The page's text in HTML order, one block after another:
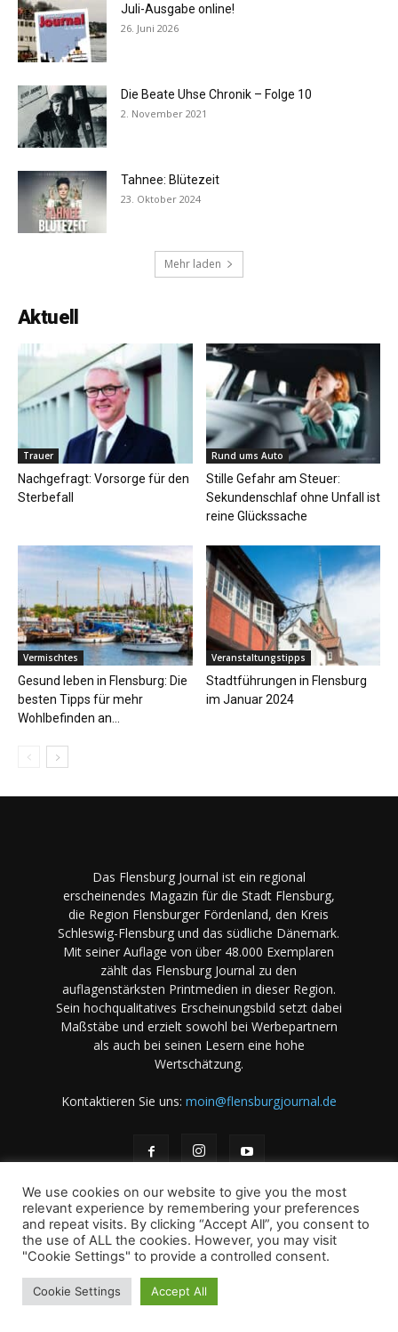
Juli-Ausgabe online!
26. Juni 2026
Die Beate Uhse Chronik – Folge 10
2. November 2021
Tahnee: Blütezeit
23. Oktober 2024
Mehr laden
Aktuell
Trauer
Nachgefragt: Vorsorge für den
Sterbefall
Rund ums Auto
Stille Gefahr am Steuer:
Sekundenschlaf ohne Unfall ist
reine Glückssache
Vermischtes
Gesund leben in Flensburg: Die
besten Tipps für mehr
Wohlbefinden an...
Veranstaltungstipps
Stadtführungen in Flensburg
im Januar 2024
Das Flensburg Journal ist ein regional
erscheinendes Magazin für die Stadt Flensburg,
die Region Flensburger Fördenland, den Kreis
Schleswig-Flensburg und das südliche Dänemark.
Mit seiner Auflage von über 48.000 Exemplaren
zählt das Flensburg Journal zu den
auflagenstärksten Printmedien in dieser Region.
Sein hochqualitatives Erscheinungsbild setzt dabei
Maßstäbe und erzielt sowohl bei Werbepartnern
als auch bei seinen Lesern eine hohe
Wertschätzung.
Kontaktieren Sie uns: moin@flensburgjournal.de
Über uns Stellenangebote Impressum
Datenschutz
Magazin-Archiv
Das Magazin Mediadaten
© 2001-2026 copyright by A. B & M Art. Books & Magazines -
International - GmbH und Co KG
We use cookies on our website to give you the most
relevant experience by remembering your preferences
and repeat visits. By clicking “Accept All”, you consent to
the use of ALL the cookies. However, you may visit
"Cookie Settings" to provide a controlled consent.
Cookie Settings Accept All